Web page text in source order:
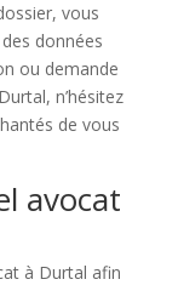
vous
données
ou demande
n’hésitez
de vous
avocat
à Durtal afin